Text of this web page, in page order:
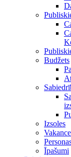
Budžets
Izsoles
Īpašumi